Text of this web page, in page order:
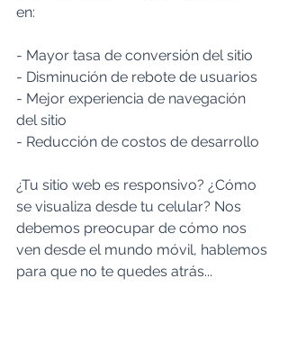
en:
- Mayor tasa de conversión del sitio
- Disminución de rebote de usuarios
- Mejor experiencia de navegación
del sitio
- Reducción de costos de desarrollo
¿Tu sitio web es responsivo? ¿Cómo
se visualiza desde tu celular? Nos
debemos preocupar de cómo nos
ven desde el mundo móvil, hablemos
para que no te quedes atrás...